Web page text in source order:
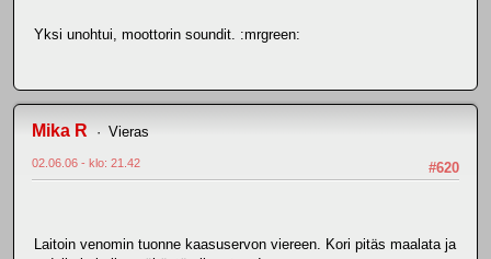
Yksi unohtui, moottorin soundit. :mrgreen:
Mika R Vieras
#620
02.06.06 - klo: 21.42
Laitoin venomin tuonne kaasuservon viereen. Kori pitäs maalata ja